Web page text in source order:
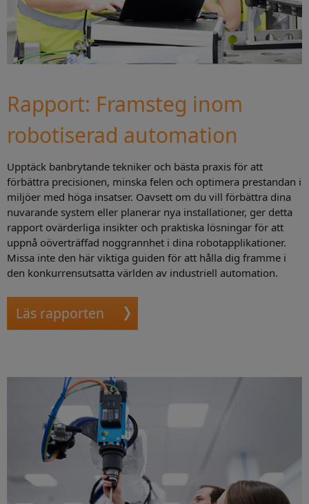
Rapport: Framsteg inom
robotiserad automation
Upptäck banbrytande tekniker och bästa praxis för att
förbättra precisionen, minska felen och optimera prestandan i
miljöer med höga insatser. Oavsett om du vill förbättra dina
nuvarande system eller planerar nya installationer, ger detta
rapport ovärderliga insikter och praktiska lösningar för att
uppnå oöverträffad noggrannhet i dina robotapplikationer.
Missa inte den här viktiga guiden för att hålla dig framme i
den konkurrensutsatta världen av industriell automation.
Läs rapporten